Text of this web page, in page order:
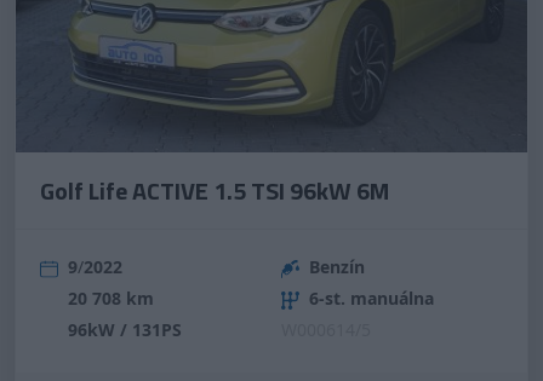
Golf Life ACTIVE 1.5 TSI 96kW 6M
9/2022
20 708 km
96kW / 131PS
Benzín
6-st. manuálna